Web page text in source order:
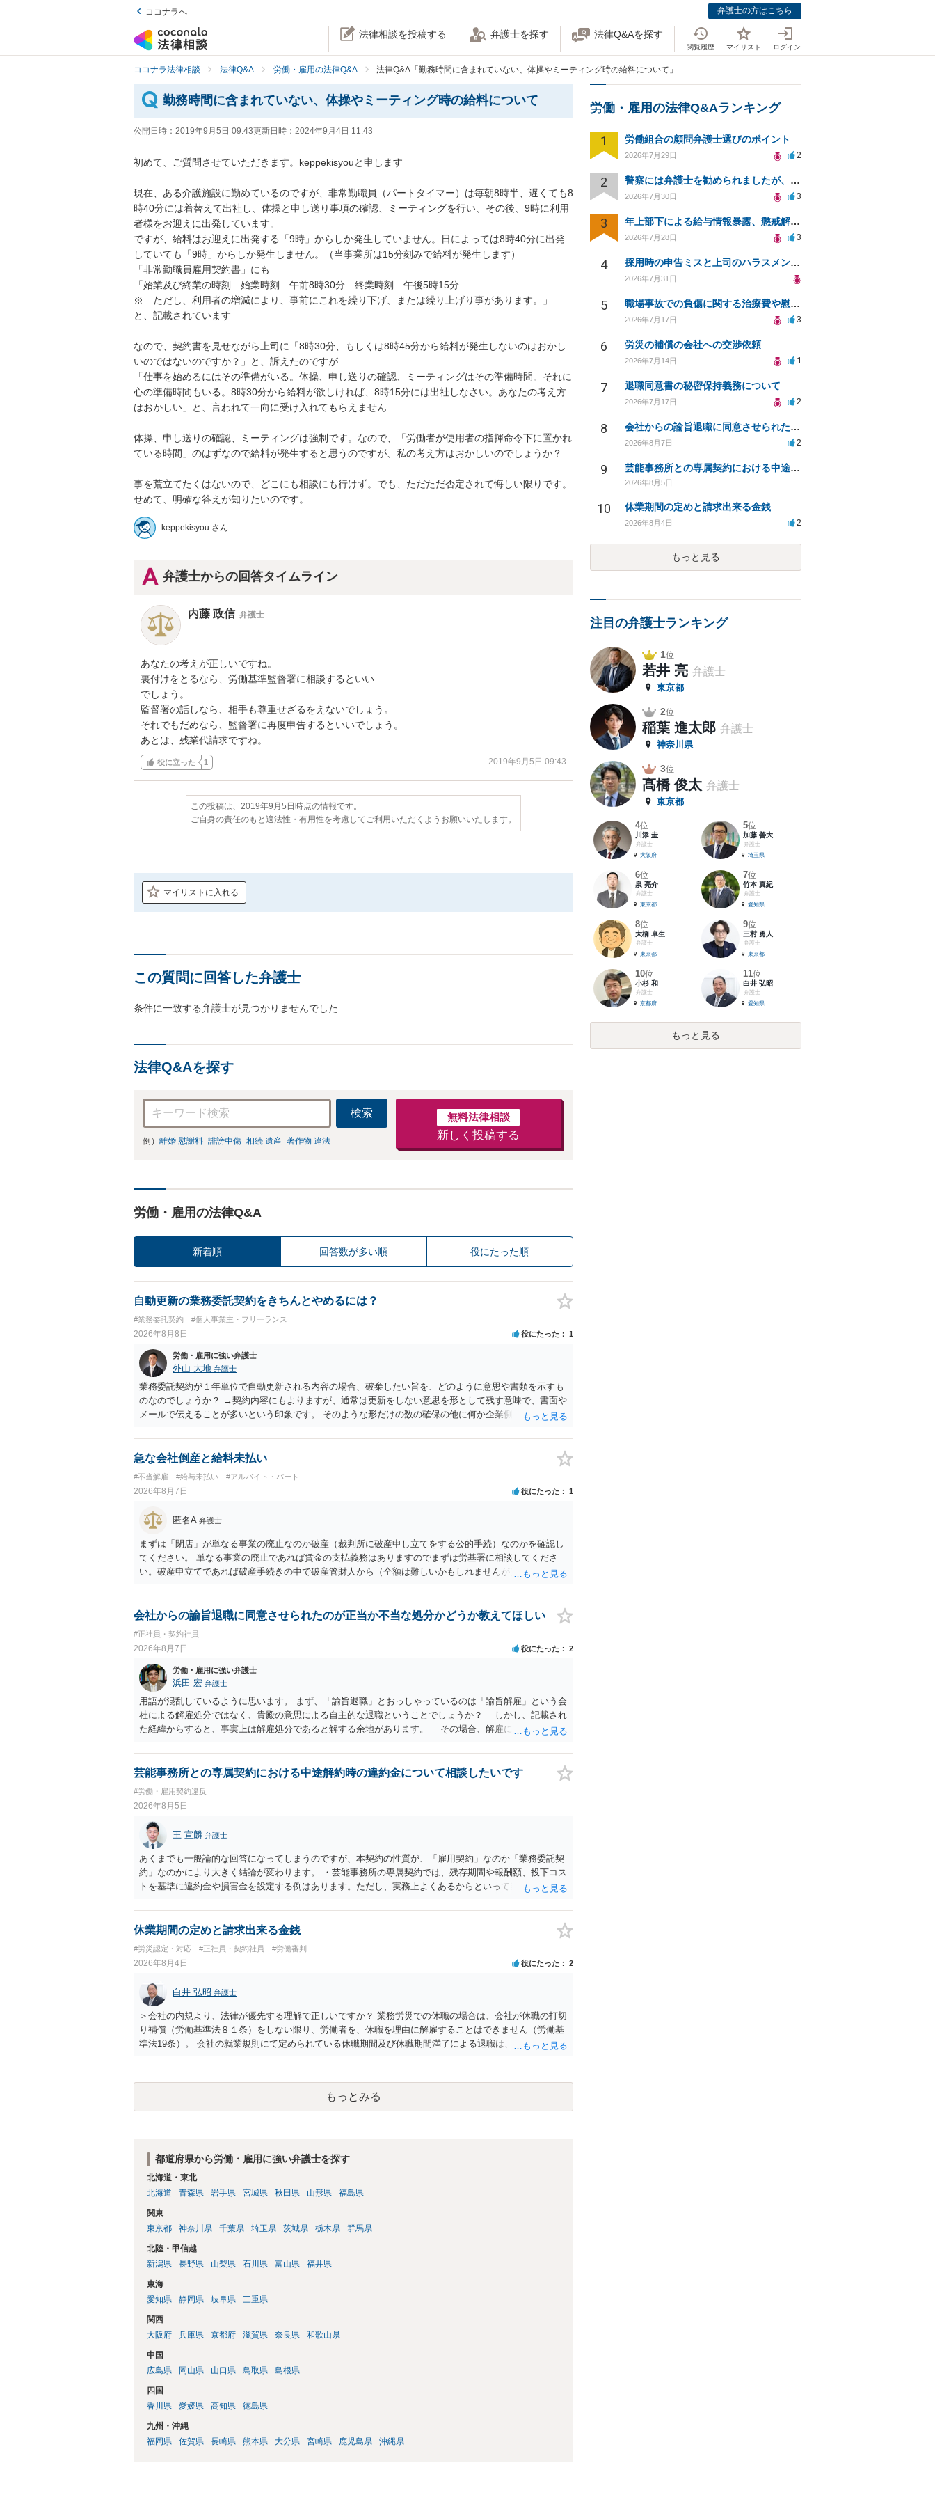
ココナラへ 弁護士の方はこちら
法律相談を投稿する 弁護士を探す 法律Q&Aを探す
閲覧履歴 マイリスト ログイン
ココナラ法律相談 法律Q&A 労働・雇用の法律Q&A 法律Q&A「勤務時間に含まれていない、体操やミーティング時の給料について」
勤務時間に含まれていない、体操やミーティング時の給料について
公開日時： 2019年9月5日 09:43更新日時： 2024年9月4日 11:43
初めて、ご質問させていただきます。keppekisyouと申します
現在、ある介護施設に勤めているのですが、非常勤職員（パートタイマー）は毎朝8時半、遅くても8
時40分には着替えて出社し、体操と申し送り事項の確認、ミーティングを行い、その後、9時に利用
者様をお迎えに出発しています。
ですが、給料はお迎えに出発する「9時」からしか発生していません。日によっては8時40分に出発
していても「9時」からしか発生しません。（当事業所は15分刻みで給料が発生します）
「非常勤職員雇用契約書」にも
「始業及び終業の時刻　始業時刻　午前8時30分　終業時刻　午後5時15分
※　ただし、利用者の増減により、事前にこれを繰り下げ、または繰り上げり事があります。」
と、記載されています
なので、契約書を見せながら上司に「8時30分、もしくは8時45分から給料が発生しないのはおかし
いのではないのですか？」と、訴えたのですが
「仕事を始めるにはその準備がいる。体操、申し送りの確認、ミーティングはその準備時間。それに
心の準備時間もいる。8時30分から給料が欲しければ、8時15分には出社しなさい。あなたの考え方
はおかしい」と、言われて一向に受け入れてもらえません
体操、申し送りの確認、ミーティングは強制です。なので、「労働者が使用者の指揮命令下に置かれ
ている時間」のはずなので給料が発生すると思うのですが、私の考え方はおかしいのでしょうか？
事を荒立てたくはないので、どこにも相談にも行けず。でも、ただただ否定されて悔しい限りです。
せめて、明確な答えが知りたいのです。
keppekisyou さん
弁護士からの回答タイムライン
内藤 政信 弁護士
あなたの考えが正しいですね。
裏付けをとるなら、労働基準監督署に相談するといい
でしょう。
監督署の話しなら、相手も尊重せざるをえないでしょう。
それでもだめなら、監督署に再度申告するといいでしょう。
あとは、残業代請求ですね。
役に立った 1 2019年9月5日 09:43
この投稿は、2019年9月5日時点の情報です。
ご自身の責任のもと適法性・有用性を考慮してご利用いただくようお願いいたします。
マイリストに入れる
この質問に回答した弁護士
条件に一致する弁護士が見つかりませんでした
法律Q&Aを探す
検索
例） 離婚 慰謝料 誹謗中傷 相続 遺産 著作物 違法
無料法律相談
新しく投稿する
労働・雇用の法律Q&A
新着順 回答数が多い順 役にたった順
自動更新の業務委託契約をきちんとやめるには？
#業務委託契約 #個人事業主・フリーランス
2026年8月8日 役にたった 1
労働・雇用に強い弁護士
外山 大地 弁護士
業務委託契約が１年単位で自動更新される内容の場合、破棄したい旨を、どのように意思や書類を示すも
のなのでしょうか？ →契約内容にもよりますが、通常は更新をしない意思を形として残す意味で、書面や
メールで伝えることが多いという印象です。 そのような形だけの数の確保の他に何か企業側にメリットが
あれば、自動更新で契約が延長されると、企業側は報酬を支払う義務を負うことになるので（ご質問者様
も業務を提供する義務を負う）、放置をすることは望ましい状態ではないと思料いたします。
急な会社倒産と給料未払い
#不当解雇 #給与未払い #アルバイト・パート
2026年8月7日 役にたった 1
匿名A 弁護士
まずは「閉店」が単なる事業の廃止なのか破産（裁判所に破産申し立てをする公的手続）なのかを確認し
てください。 単なる事業の廃止であれば賃金の支払義務はありますのでまずは労基署に相談してくださ
い。破産申立てであれば破産手続きの中で破産管財人から（全額は難しいかもしれませんが）賃金などの
に、「独立行政法人労働者健康安全機構 」という公的機関が未払賃金の立替事業を行っています。詳しく
は、同機構の＜未払賃金立替払相談コーナー＞ TEL 044-431-8663 相談時間：土日祝日を除く9:15～17:0
でしょう。
会社からの諭旨退職に同意させられたのが正当か不当な処分かどうか教えてほしい
#正社員・契約社員
2026年8月7日 役にたった 2
労働・雇用に強い弁護士
浜田 宏 弁護士
用語が混乱しているように思います。 まず、「諭旨退職」とおっしゃっているのは「諭旨解雇」という会
社による解雇処分ではなく、貴殿の意思による自主的な退職ということでしょうか？ しかし、記載され
た経緯からすると、事実上は解雇処分であると解する余地があります。 その場合、解雇には客観的で合
結局、貴殿のネット炎上の内容や原因、勤務先に与えた影響などを具体的に検討しなければ、何とも申
し上げることができません。また、育児休業法関係の問題もあるかもしれません。 ある程度労働法に関
芸能事務所との専属契約における中途解約時の違約金について相談したいです
#労働・雇用契約違反
2026年8月5日
王 宣麟 弁護士
あくまでも一般論的な回答になってしまうのですが、本契約の性質が、「雇用契約」なのか「業務委託契
約」なのかにより大きく結論が変わります。 ・芸能事務所の専属契約では、残存期間や報酬額、投下コス
トを基準に違約金や損害金を設定する例はあります。ただし、実務上よくあるからといって当然に適法と
になるわけではありません。契約が労働契約に近い実態なら労基法16条で無効となる余地があり、そうで
なくても、金額が事務所の損害と比べて過大なら無効や減額が争点になります。 ・契約前の修正交渉は一
ではなく「合理的な実費・未回収費用のみ」に限定する、などが典型です。 ・弁護士に契約前に契約書の
内容をレビューしてもらう価値は十分にあると思われます。 争点は、契約類型が雇用か業務委託か、実態
として労働者性があるか、解除事由が双方にどう定められているか、違約金の算定根拠が合理的か、とい
う複数論点に分かれます。契約前なら、交渉のパワーバランスの問題もありますが、修正余地があるう
え、後から争うよりコストを抑えやすいので、資料等を持参の上弁護士に確認されることをお勧めしま
す。 ・事務所側の解除でも、解除理由によってはタレント側に損害賠償が発生する建付けになっているこ
とはあります。ただし、事務所側が一方的に解除したのにタレントへ違約金を課す設計は、合理性や対価
性を欠くとして争いやすいです。逆に、タレント側の重大な契約違反がある場合は、実損害の範囲で請求
される可能性はあります。
休業期間の定めと請求出来る金銭
#労災認定・対応 #正社員・契約社員 #労働審判
2026年8月4日 役にたった 2
白井 弘昭 弁護士
＞会社の内規より、法律が優先する理解で正しいですか？ 業務労災での休職の場合は、会社が休職の打切
り補償（労働基準法８１条）をしない限り、労働者を、休職を理由に解雇することはできません（労働基
準法19条）。 会社の就業規則にて定められている休職期間及び休職期間満了による退職は、業務労災への
たります。 ＞労災の休業補償と、所得補償保険の保険金とは別に、受け取れる金銭はありますでしょう
か？ 業務労災の場合は、会社の安全配慮義務違反が認められると解されますので、会社の損害賠償責任
（治療費、通院慰謝料、入院費、入院慰謝料、後遺障害慰謝料、逸失利益等）が認められる可能性が高い
と思われます。 また、業務労災での第三者行為傷害（同僚の不注意等による事故）の場合は、当該第三者
思います（良い会社でしたら、自ら話してくると思いますが・・・）。極めて専門的な話ですので、詳細
もしくは対応を最寄りの弁護士にご相談ください。 以上、ご参考まで。
もっとみる
都道府県から労働・雇用に強い弁護士を探す
北海道・東北
北海道
青森県 岩手県 宮城県 秋田県 山形県 福島県
関東
東京都
神奈川県 千葉県 埼玉県 茨城県 栃木県 群馬県
北陸・甲信越
新潟県
長野県 山梨県 石川県 富山県 福井県
東海
愛知県
静岡県 岐阜県 三重県
関西
大阪府
兵庫県 京都府 滋賀県 奈良県 和歌山県
中国
広島県
岡山県 山口県 鳥取県 島根県
四国
香川県
愛媛県 高知県 徳島県
九州・沖縄
福岡県
佐賀県 長崎県 熊本県 大分県 宮崎県 鹿児島県 沖縄県
労働・雇用の法律Q&Aランキング
1 労働組合の顧問弁護士選びのポイント
2026年7月29日 2
2 警察には弁護士を勧められましたが、費用対効果で依頼をすることを躊躇しています。
2026年7月30日 3
3 年上部下による給与情報暴露、懲戒解雇は可能ですか？
2026年7月28日 3
4 採用時の申告ミスと上司のハラスメント、事前対応は？
2026年7月31日
5 職場事故での負傷に関する治療費や慰謝料の相談について
2026年7月17日 3
6 労災の補償の会社への交渉依頼
2026年7月14日 1
7 退職同意書の秘密保持義務について
2026年7月17日 2
8 会社からの諭旨退職に同意させられたのが正当か不当な処分かどうか教えてほしい
2026年8月7日 2
9 芸能事務所との専属契約における中途解約時の違約金について相談したいです
2026年8月5日
10 休業期間の定めと請求出来る金銭
2026年8月4日 2
もっと見る
注目の弁護士ランキング
1位
若井 亮 弁護士
東京都
2位
稲葉 進太郎 弁護士
神奈川県
3位
髙橋 俊太 弁護士
東京都
4位
川添 圭
弁護士
大阪府
5位
加藤 善大
弁護士
埼玉県
6位
泉 亮介
弁護士
東京都
7位
竹本 真紀
弁護士
愛知県
8位
大橋 卓生
弁護士
東京都
9位
三村 勇人
弁護士
東京都
10位
小杉 和
弁護士
京都府
11位
白井 弘昭
弁護士
愛知県
もっと見る